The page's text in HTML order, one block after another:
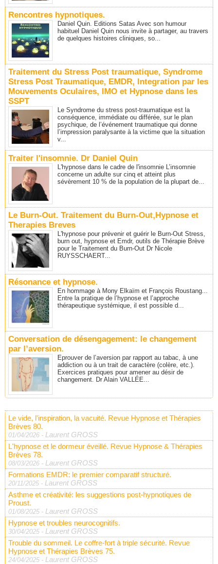
Rencontres hypnotiques.
Daniel Quin. Editions Satas Avec son humour
habituel Daniel Quin nous invite à partager, au travers
de quelques histoires cliniques, so...
Traitement du Stress Post traumatique, Syndrome
Stress Post Traumatique, EMDR, Integration par les
Mouvements Oculaires, IMO et Hypnose dans les
SSPT
Le Syndrome du stress post-traumatique est la
conséquence, immédiate ou différée, sur le plan
psychique, de l’événement traumatique qui donne
l’impression paralysante à la victime que la situation
v...
Traiter l'insomnie. Dr Daniel Quin
L'hypnose dans le cadre de l'insomnie L’insomnie
concerne un adulte sur cinq et atteint plus
sévèrement 10 % de la population de la plupart de...
Le Burn-Out. Traitement du Burn-Out,Hypnose et
Therapies Breves
L'hypnose pour prévenir et guérir le Burn-Out Stress,
burn out, hypnose et Emdr, outils de Thérapie Brève
pour le Traitement du Burn-Out Dr Nicole
RUYSSCHAERT...
Résonance et hypnose.
En hommage à Mony Elkaïm et François Roustang...
Entre la pratique de l’hypnose et l’approche
thérapeutique systémique, il est possible d...
Conversation de désengagement: le changement
par l’aversion.
Eprouver de l’aversion par rapport au tabac, à une
addiction ou à un trait de caractère (colère, etc.).
Exercices pratiques pour amener au désir de
changement. Dr Alain VALLÉE...
Le vide, l'inspiration, la vacuité. Revue Hypnose et Thérapies
Brèves 80.
01/04/2026 - Laurent GROSS
L'hypnose et le dormeur éveillé. Revue Hypnose & Thérapies
Brèves 78.
08/03/2026 - Laurent GROSS
Formations EMDR: le premier comparatif structuré.
20/11/2025 - Laurent GROSS
Asthme et créativité: les suggestions post-hypnotiques de
Proust.
01/08/2025 - Laurent GROSS
Hypnose et troubles neurocognitifs.
30/04/2025 - Laurent GROSS
Trouble du sommeil. Le coffre-fort à triple sécurité. Revue
Hypnose et Thérapies Brèves 75.
24/04/2025 - Laurent GROSS